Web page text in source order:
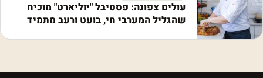
עולים צפונה: פסטיבל "יוליארט" מוכיח
שהגליל המערבי חי, בועט ורעב מתמיד